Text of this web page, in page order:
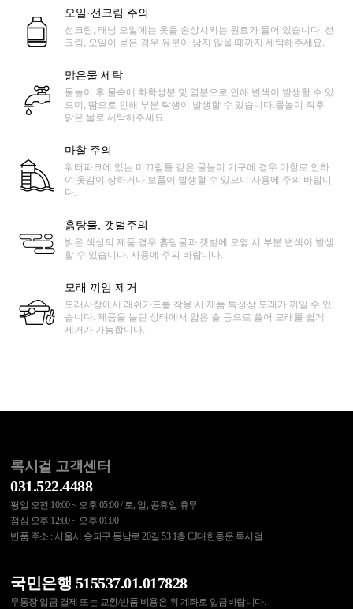
오일·선크림 주의
선크림, 태닝 오일에는 옷을 손상시키는 원료가 들어 있습니다. 선
크림, 오일이 묻은 경우 유분이 남지 않을 때까지 세탁해주세요.
맑은물 세탁
물놀이 후 물속에 화학성분 및 염분으로 인해 변색이 발생할 수 있
으며, 땀으로 인해 부분 탁생이 발생할 수 있습니다.물놀이 직후
맑은 물로 세탁해주세요.
마찰 주의
워터파크에 있는 미끄럼틀 같은 물놀이 기구에 경우 마찰로 인하
여 옷감이 상하거나 보풀이 발생할 수 있으니 사용에 주의 바랍니
다.
흙탕물, 갯벌주의
밝은 색상의 제품 경우 흙탕물과 갯벌에 오염 시 부분 변색이 발생
할 수 있습니다. 사용에 주의 바랍니다.
모래 끼임 제거
모래사장에서 래쉬가드를 착용 시 제품 특성상 모래가 끼일 수 있
습니다. 제품을 늘린 상태에서 얇은 솔 등으로 쓸어 모래를 쉽게
제거가 가능합니다.
록시걸 고객센터
031.522.4488
평일 오전 10:00 ~ 오후 05:00 / 토, 일, 공휴일 휴무
점심 오후 12:00 ~ 오후 01:00
반품 주소 : 서울시 송파구 동남로 20길 53 1층 CJ대한통운 록시걸
국민은행 515537.01.017828
무통장 입금 결제 또는 교환/반품 비용은 위 계좌로 입금바랍니다.